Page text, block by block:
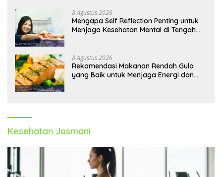
8 Agustus 2026
Mengapa Self Reflection Penting untuk
Menjaga Kesehatan Mental di Tengah
8 Agustus 2026
Rekomendasi Makanan Rendah Gula
yang Baik untuk Menjaga Energi dan
Kesehatan Jasmani